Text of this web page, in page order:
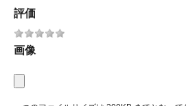
評価
画像